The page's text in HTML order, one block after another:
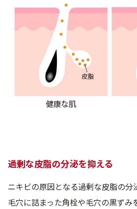
過剰な皮脂の分泌を抑える
ニキビの原因となる過剰な皮脂の分
毛穴に詰まった角栓や毛穴の黒ずみ